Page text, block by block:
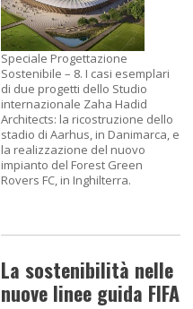
Speciale Progettazione
Sostenibile – 8. I casi esemplari
di due progetti dello Studio
internazionale Zaha Hadid
Architects: la ricostruzione dello
stadio di Aarhus, in Danimarca, e
la realizzazione del nuovo
impianto del Forest Green
Rovers FC, in Inghilterra.
La sostenibilità nelle
nuove linee guida FIFA